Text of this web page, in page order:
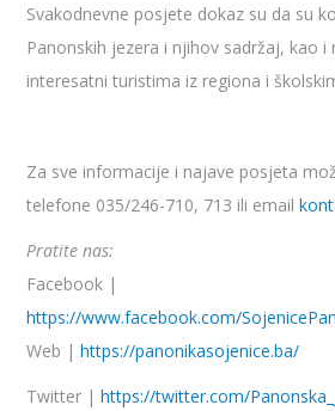
Svakodnevne posjete dokaz su da su
Panonskih jezera i njihov sadržaj, kao i
interesatni turistima iz regiona i
Za sve informacije i najave posjeta
telefone 035/246-710, 713 ili email
Pratite nas:
Facebook |
https://www.facebook.com/
Web |https://panonikasojenice.ba/
Twitter |https://twitter.com/